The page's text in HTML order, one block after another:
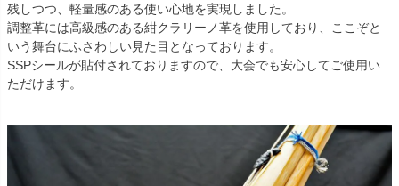
残しつつ、軽量感のある使い心地を実現しました。
調整革には高級感のある紺クラリーノ革を使用しており、ここぞと
いう舞台にふさわしい見た目となっております。
SSPシールが貼付されておりますので、大会でも安心してご使用い
ただけます。